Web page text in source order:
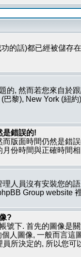
的話)都已經被儲存
的, 然而若您來自於
巴黎), New York (紐
是錯誤的!
版面時間仍然是錯
份時間與正確時間
人員沒有安裝您的
Group website
?
號下. 首先的圖像是
人圖像, 一般而言
所決定的, 所以您